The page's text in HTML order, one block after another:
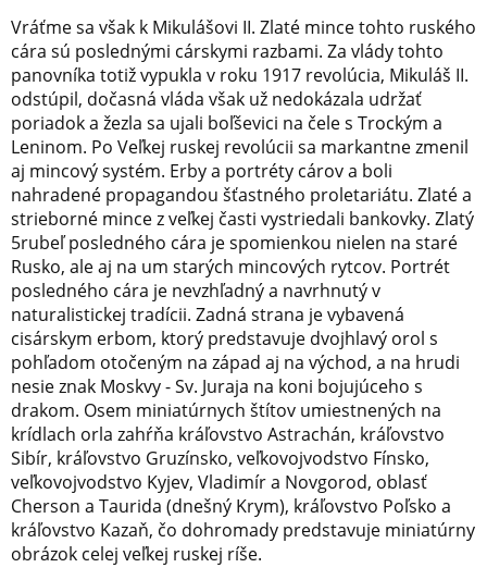
Vráťme sa však k Mikulášovi II. Zlaté mince tohto ruského
cára sú poslednými cárskymi razbami. Za vlády tohto
panovníka totiž vypukla v roku 1917 revolúcia, Mikuláš II.
odstúpil, dočasná vláda však už nedokázala udržať
poriadok a žezla sa ujali boľševici na čele s Trockým a
Leninom. Po Veľkej ruskej revolúcii sa markantne zmenil
aj mincový systém. Erby a portréty cárov a boli
nahradené propagandou šťastného proletariátu. Zlaté a
strieborné mince z veľkej časti vystriedali bankovky. Zlatý
5rubeľ posledného cára je spomienkou nielen na staré
Rusko, ale aj na um starých mincových rytcov. Portrét
posledného cára je nevzhľadný a navrhnutý v
naturalistickej tradícii. Zadná strana je vybavená
cisárskym erbom, ktorý predstavuje dvojhlavý orol s
pohľadom otočeným na západ aj na východ, a na hrudi
nesie znak Moskvy - Sv. Juraja na koni bojujúceho s
drakom. Osem miniatúrnych štítov umiestnených na
krídlach orla zahŕňa kráľovstvo Astrachán, kráľovstvo
Sibír, kráľovstvo Gruzínsko, veľkovojvodstvo Fínsko,
veľkovojvodstvo Kyjev, Vladimír a Novgorod, oblasť
Cherson a Taurida (dnešný Krym), kráľovstvo Poľsko a
kráľovstvo Kazaň, čo dohromady predstavuje miniatúrny
obrázok celej veľkej ruskej ríše.